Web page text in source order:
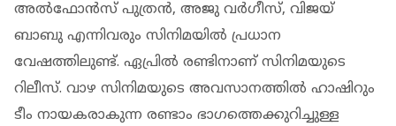
അൽഫോൻസ് പുത്രൻ, അജു വർഗീസ്, വിജയ്
ബാബു എന്നിവരും സിനിമയിൽ പ്രധാന
വേഷത്തിലുണ്ട്. ഏപ്രിൽ രണ്ടിനാണ് സിനിമയുടെ
റിലീസ്. വാഴ സിനിമയുടെ അവസാനത്തിൽ ഹാഷിറും
ടീം നായകരാകുന്ന രണ്ടാം ഭാഗത്തെക്കുറിച്ചുള്ള